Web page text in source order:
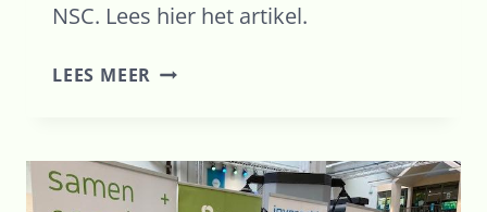
NSC. Lees hier het artikel.
LEES MEER DE